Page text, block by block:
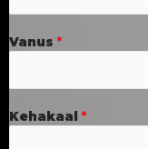
Vanus *
Kehakaal *